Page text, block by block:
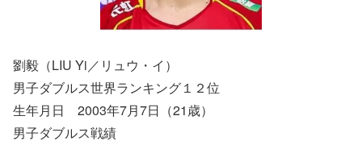
劉毅（LIU Yi／リュウ・イ）
男子ダブルス世界ランキング１２位
生年月日 2003年7月7日（21歳）
男子ダブルス戦績